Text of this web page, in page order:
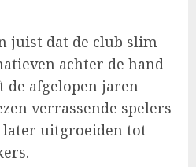
juist dat de club slim
achter de hand
de afgelopen jaren
verrassende spelers
uitgroeiden tot